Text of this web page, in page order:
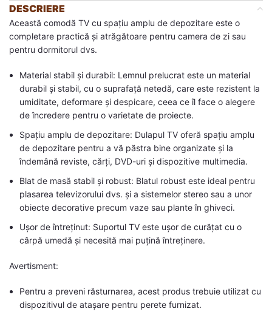
DESCRIERE
Această comodă TV cu spațiu amplu de depozitare este o
completare practică și atrăgătoare pentru camera de zi sau
pentru dormitorul dvs.
Material stabil și durabil: Lemnul prelucrat este un material
durabil și stabil, cu o suprafață netedă, care este rezistent la
umiditate, deformare și despicare, ceea ce îl face o alegere
de încredere pentru o varietate de proiecte.
Spațiu amplu de depozitare: Dulapul TV oferă spațiu amplu
de depozitare pentru a vă păstra bine organizate și la
îndemână reviste, cărți, DVD-uri și dispozitive multimedia.
Blat de masă stabil și robust: Blatul robust este ideal pentru
plasarea televizorului dvs. și a sistemelor stereo sau a unor
obiecte decorative precum vaze sau plante în ghiveci.
Ușor de întreținut: Suportul TV este ușor de curățat cu o
cârpă umedă și necesită mai puțină întreținere.
Avertisment:
Pentru a preveni răsturnarea, acest produs trebuie utilizat cu
dispozitivul de atașare pentru perete furnizat.